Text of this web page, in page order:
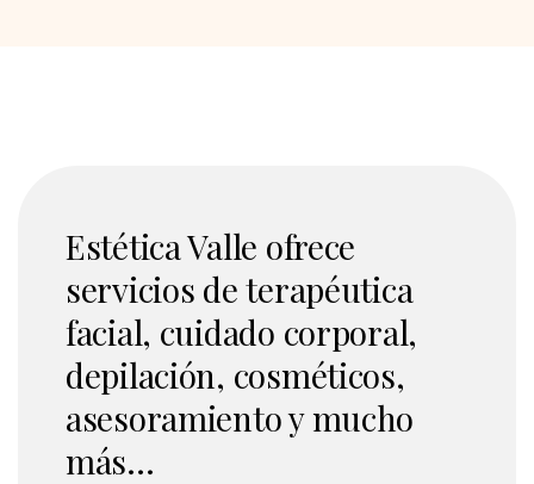
Estética Valle ofrece
servicios de terapéutica
facial, cuidado corporal,
depilación, cosméticos,
asesoramiento y mucho
más...